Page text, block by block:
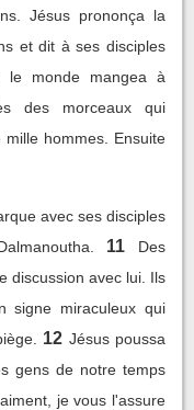
Jésus prononça la
et dit à ses disciples
le monde mangea à
des morceaux qui
hommes. Ensuite
avec ses disciples
11
Des
discussion avec lui. Ils
signe miraculeux qui
12 Jésus poussa
gens de notre temps
je vous l'assure